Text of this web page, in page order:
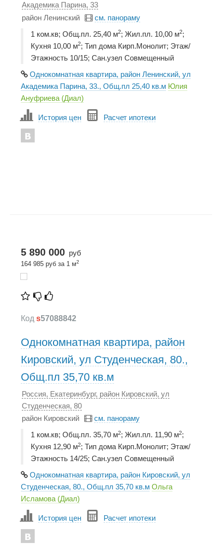
Академика Парина, 33
район Ленинский
см. панораму
1 ком.кв; Общ.пл. 25,40 м2; Жил.пл. 10,00 м2;
Кухня 10,00 м2; Тип дома Кирп.Монолит; Этаж/
Этажность 10/15; Сан.узел Совмещенный
Однокомнатная квартира, район Ленинский, ул
Академика Парина, 33., Общ.пл 25,40 кв.м Юлия
Ануфриева (Диал)
История цен Расчет ипотеки
5 890 000 руб
164 985 руб за 1 м2
Код s57088842
Однокомнатная квартира, район
Кировский, ул Студенческая, 80.,
Общ.пл 35,70 кв.м
Россия, Екатеринбург, район Кировский, ул
Студенческая, 80
район Кировский
см. панораму
1 ком.кв; Общ.пл. 35,70 м2; Жил.пл. 11,90 м2;
Кухня 12,90 м2; Тип дома Кирп.Монолит; Этаж/
Этажность 14/25; Сан.узел Совмещенный
Однокомнатная квартира, район Кировский, ул
Студенческая, 80., Общ.пл 35,70 кв.м Ольга
Исламова (Диал)
История цен Расчет ипотеки